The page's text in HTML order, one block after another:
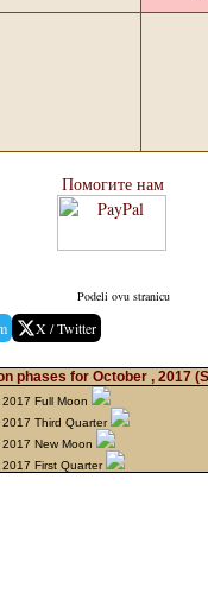
Помогите нам
Podeli ovu stranicu
X / Twitter
phases for October , 2017
Full Moon
2017 Third Quarter
2017 New Moon
First Quarter